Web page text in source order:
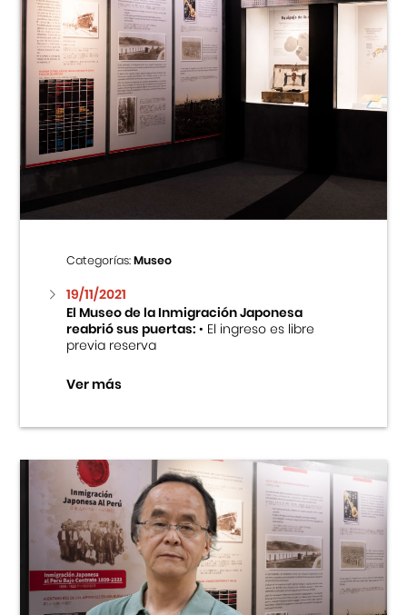
Categorías:Museo
19/11/2021
El Museo de la Inmigración Japonesa
reabrió sus puertas:• El ingreso es libre
previa reserva
Ver más